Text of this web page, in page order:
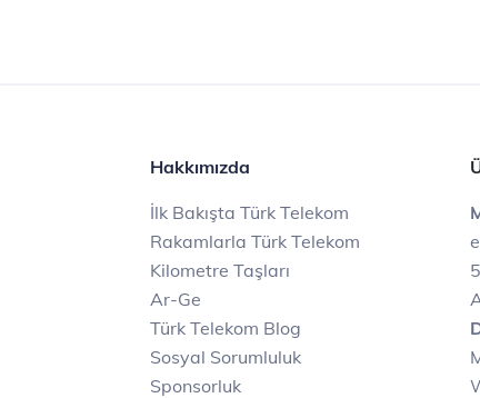
Hakkımızda
İlk Bakışta Türk Telekom
Rakamlarla Türk Telekom
Kilometre Taşları
Ar-Ge
Türk Telekom Blog
Sosyal Sorumluluk
Sponsorluk